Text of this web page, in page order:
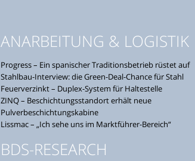
ANARBEITUNG & LOGISTIK
Progress – Ein spanischer Traditionsbetrieb rüstet auf
Stahlbau-Interview: die Green-Deal-Chance für Stahl
Feuerverzinkt – Duplex-System für Haltestelle
ZINQ – Beschichtungsstandort erhält neue
Pulverbeschichtungskabine
Lissmac – „Ich sehe uns im Marktführer-Bereich“
BDS-RESEARCH